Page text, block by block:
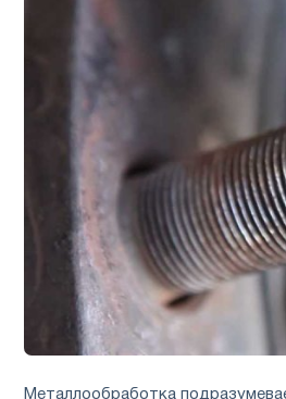
Металлообработка